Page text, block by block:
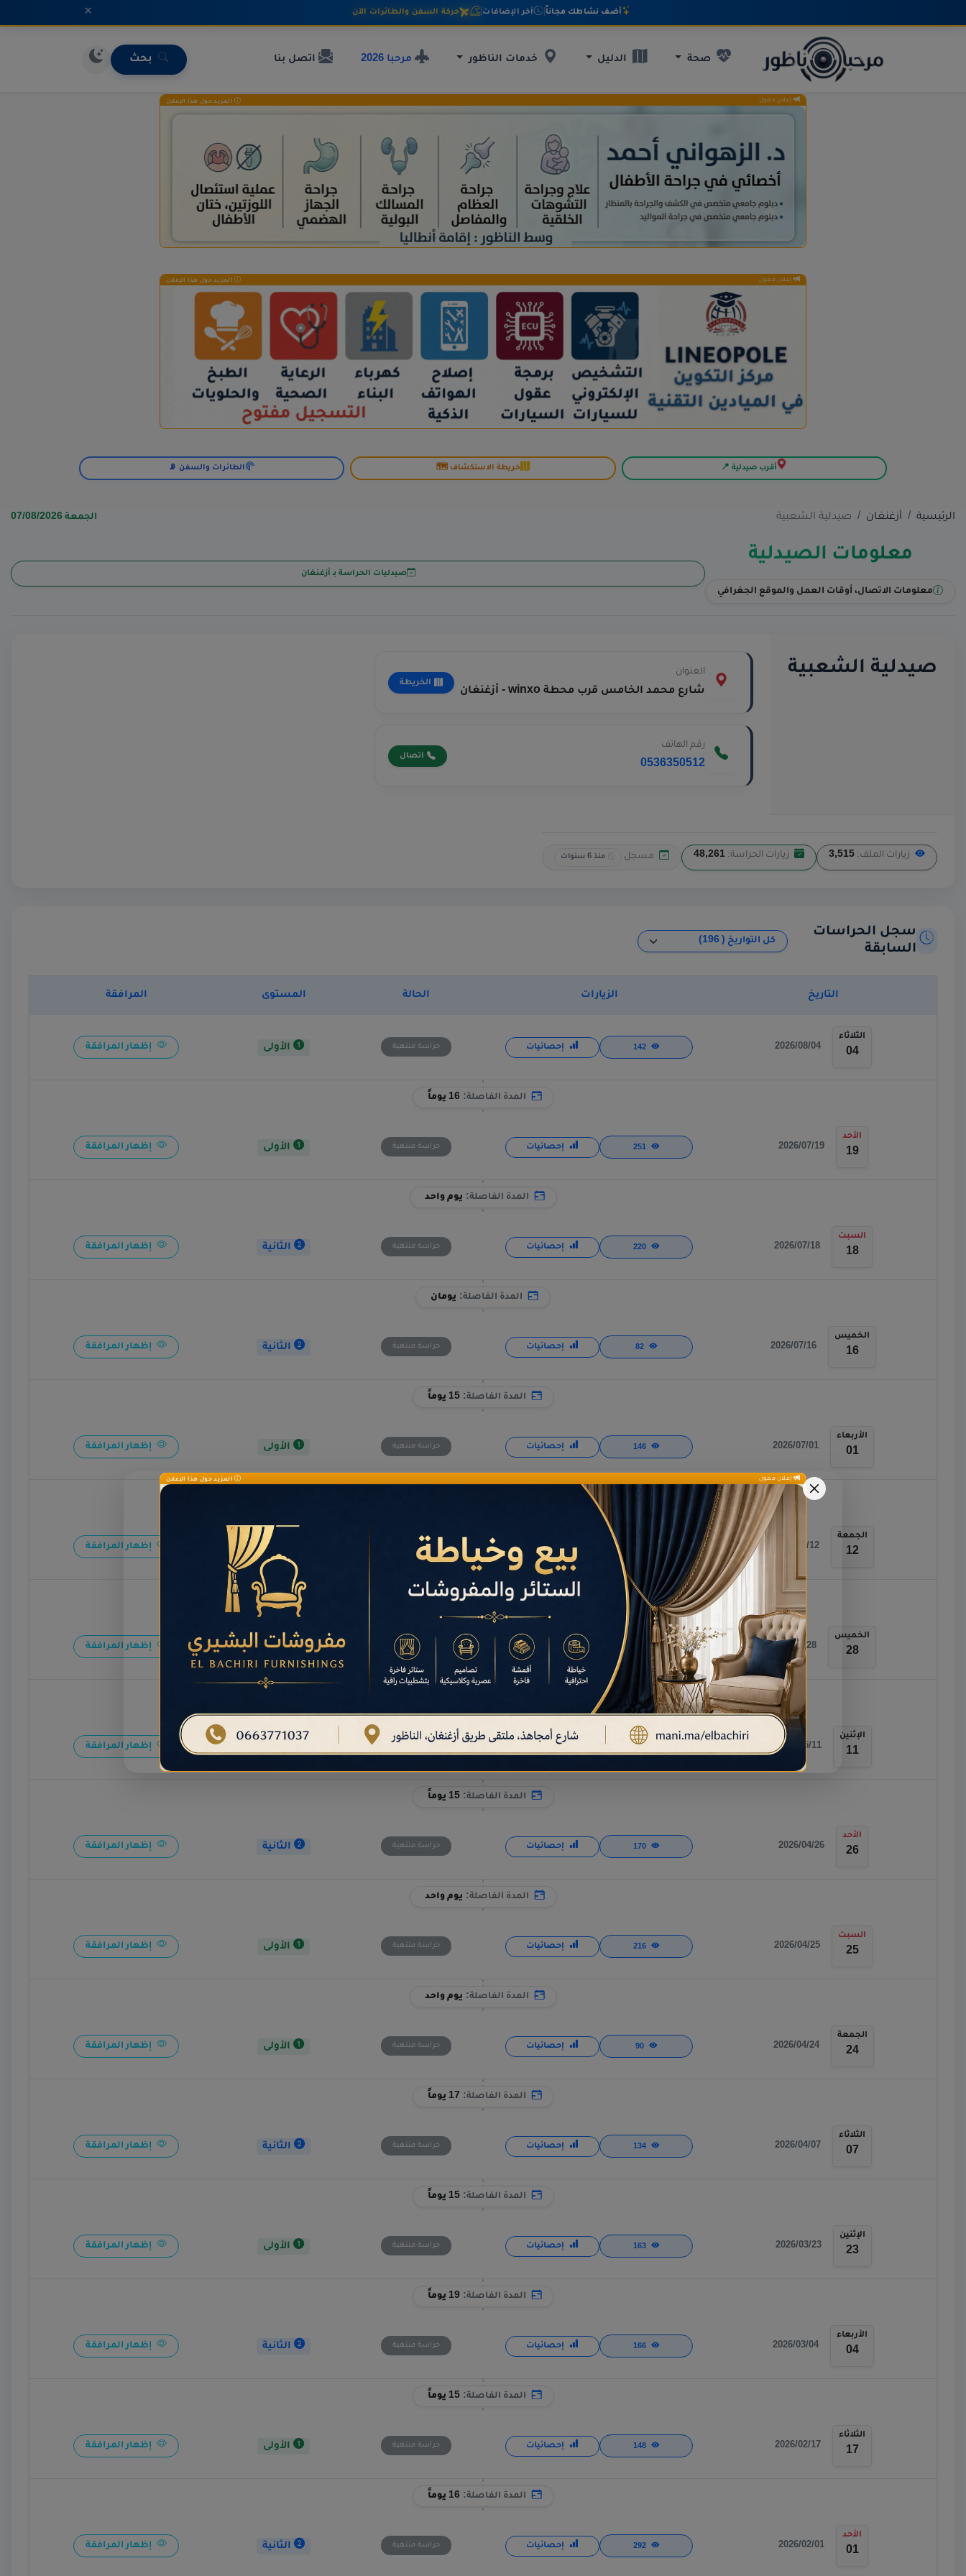
أضف نشاطك مجاناً | آخر الإضافات | حركة السفن والطائرات الآن ×
صحة الدليل خدمات الناظور مرحبا 2026 اتصل بنا بحث
إعلان ممول المزيد حول هذا الإعلان
إعلان ممول المزيد حول هذا الإعلان
أقرب صيدلية 📍 خريطة الاستكشاف 🗺️ الطائرات والسفن 📡
الرئيسية أزغنغان صيدلية الشعبية الجمعة 07/08/2026
معلومات الصيدلية
معلومات الاتصال، أوقات العمل والموقع الجغرافي
صيدليات الحراسة بـ أزغنغان
صيدلية الشعبية العنوان
شارع محمد الخامس قرب محطة winxo - أزغنغان
الخريطة
رقم الهاتف
0536350512
اتصال
زيارات الملف: 3,515 زيارات الحراسة: 48,261 مسجل منذ 6 سنوات
سجل الحراسات
السابقة
التاريخ الزيارات الحالة المستوى المرافقة
الثلاثاء
04
2026/08/04
142 إحصائيات حراسة منتهية الأولى إظهار المرافقة
المدة الفاصلة: 16 يوماً
الأحد
19
2026/07/19
251 إحصائيات حراسة منتهية الأولى إظهار المرافقة
المدة الفاصلة: يوم واحد
السبت
18
2026/07/18
220 إحصائيات حراسة منتهية الثانية إظهار المرافقة
المدة الفاصلة: يومان
الخميس
16
2026/07/16
82 إحصائيات حراسة منتهية الثانية إظهار المرافقة
المدة الفاصلة: 15 يوماً
الأربعاء
01
2026/07/01
146 إحصائيات حراسة منتهية الأولى إظهار المرافقة
الجمعة
12
2026/06/12 إحصائيات حراسة منتهية الثانية إظهار المرافقة
المدة الفاصلة: 15 يوماً
الخميس
28
2026/05/28 إحصائيات حراسة منتهية الأولى إظهار المرافقة
الإثنين
11
2026/05/11 إحصائيات إظهار المرافقة
المدة الفاصلة: 15 يوماً
الأحد
26
2026/04/26
170 إحصائيات حراسة منتهية الثانية إظهار المرافقة
المدة الفاصلة: يوم واحد
السبت
25
2026/04/25
216 إحصائيات حراسة منتهية الأولى إظهار المرافقة
المدة الفاصلة: يوم واحد
الجمعة
24
2026/04/24
90 إحصائيات حراسة منتهية الأولى إظهار المرافقة
المدة الفاصلة: 17 يوماً
الثلاثاء
07
2026/04/07
134 إحصائيات حراسة منتهية الثانية إظهار المرافقة
المدة الفاصلة: 15 يوماً
الإثنين
23
2026/03/23
163 إحصائيات حراسة منتهية الأولى إظهار المرافقة
المدة الفاصلة: 19 يوماً
الأربعاء
04
2026/03/04
166 إحصائيات حراسة منتهية الثانية إظهار المرافقة
المدة الفاصلة: 15 يوماً
الثلاثاء
17
2026/02/17
148 إحصائيات حراسة منتهية الأولى إظهار المرافقة
المدة الفاصلة: 16 يوماً
الأحد
01
2026/02/01
292 إحصائيات حراسة منتهية الثانية إظهار المرافقة
إعلان ممول المزيد حول هذا الإعلان